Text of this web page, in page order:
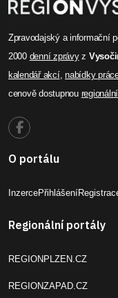
Zpravodajský a informační
2000 denní zprávyz
kalendář akcí,nabídky
cenově dostupnou
O portálu
InzercePřihlášení
Regionální portály
REGIONPLZEN.CZ
REGIONZAPAD.CZ